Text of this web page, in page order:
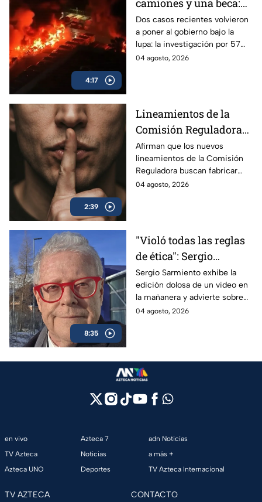
4:17
camiones y una beca:
las polémicas que
persiguen al gobierno
Dos casos recientes volvieron
a poner al gobierno bajo la
lupa: la investigación por 57
camiones incendiados y la
04 agosto, 2026
2:39
Lineamientos de la
Comisión Reguladora
buscan silenciar a TV
Azteca
Afirman que los nuevos
lineamientos de la Comisión
Reguladora buscan fabricar
autocensura y controlar los
04 agosto, 2026
8:35
"Violó todas las reglas
de ética": Sergio
Sarmiento responde a
la mañanera tras video
editado
Sergio Sarmiento exhibe la
edición dolosa de un video en
la mañanera y advierte sobre
los peligros de la censura
04 agosto, 2026
en vivo
TV Azteca
Azteca UNO
Azteca 7
Noticias
Deportes
adn Noticias
a más +
TV Azteca Internacional
TV AZTECA CONTACTO